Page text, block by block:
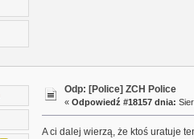
Odp: [Police] ZCH Police
«Odpowiedź #18157 dnia:
A ci dalej wierzą, że ktoś uratuje